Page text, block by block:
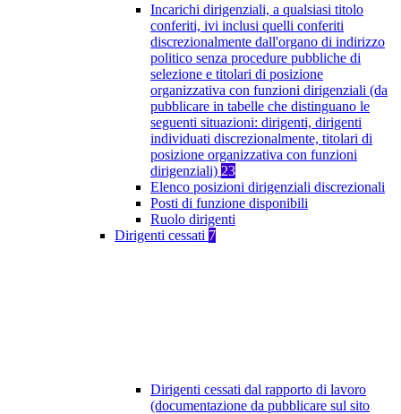
Incarichi dirigenziali, a qualsiasi titolo
conferiti, ivi inclusi quelli conferiti
discrezionalmente dall'organo di indirizzo
politico senza procedure pubbliche di
selezione e titolari di posizione
organizzativa con funzioni dirigenziali (da
pubblicare in tabelle che distinguano le
seguenti situazioni: dirigenti, dirigenti
individuati discrezionalmente, titolari di
posizione organizzativa con funzioni
dirigenziali) 23
Elenco posizioni dirigenziali discrezionali
Posti di funzione disponibili
Ruolo dirigenti
Dirigenti cessati 7
Dirigenti cessati dal rapporto di lavoro
(documentazione da pubblicare sul sito